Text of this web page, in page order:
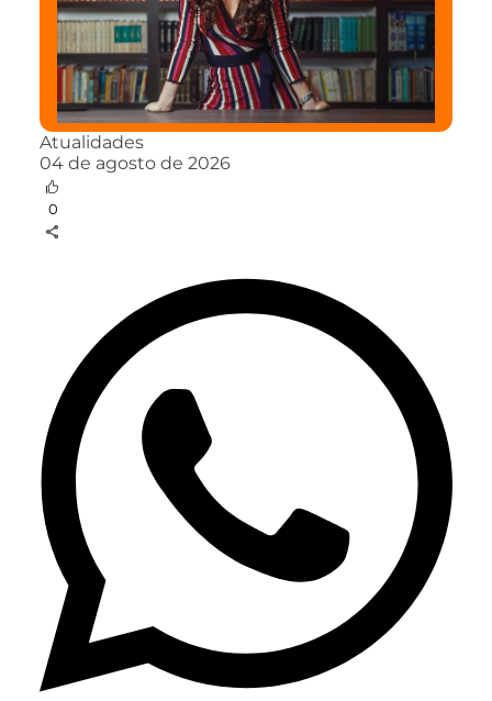
Atualidades
04 de agosto de 2026
0